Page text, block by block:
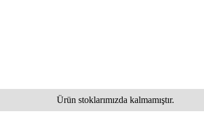
Ürün stoklarımızda kalmamıştır.